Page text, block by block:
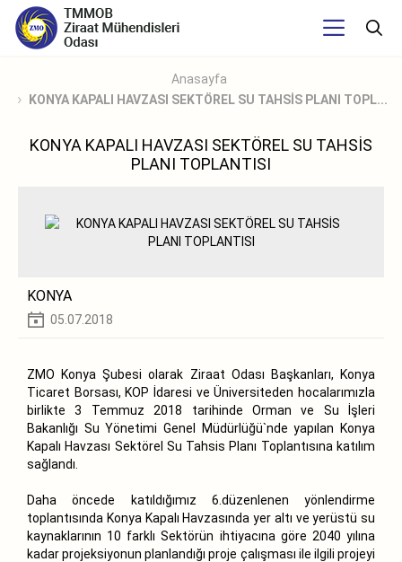
Anasayfa
KONYA KAPALI HAVZASI SEKTÖREL SU TAHSİS PLANI TOPL...
KONYA KAPALI HAVZASI SEKTÖREL SU TAHSİS
PLANI TOPLANTISI
KONYA
05.07.2018
ZMO Konya Şubesi olarak Ziraat Odası Başkanları, Konya
Ticaret Borsası, KOP İdaresi ve Üniversiteden hocalarımızla
birlikte 3 Temmuz 2018 tarihinde Orman ve Su İşleri
Bakanlığı Su Yönetimi Genel Müdürlüğü`nde yapılan Konya
Kapalı Havzası Sektörel Su Tahsis Planı Toplantısına katılım
sağlandı.
Daha öncede katıldığımız 6.düzenlenen yönlendirme
toplantısında Konya Kapalı Havzasında yer altı ve yerüstü su
kaynaklarının 10 farklı Sektörün ihtiyacına göre 2040 yılına
kadar projeksiyonun planlandığı proje çalışması ile ilgili projeyi